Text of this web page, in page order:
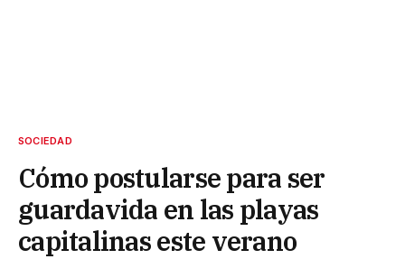
SOCIEDAD
Cómo postularse para ser
guardavida en las playas
capitalinas este verano